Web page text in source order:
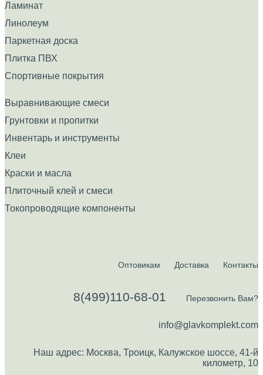
Ламинат
Линолеум
Паркетная доска
Плитка ПВХ
Спортивные покрытия
Выравнивающие смеси
Грунтовки и пропитки
Инвентарь и инструменты
Клеи
Краски и масла
Плиточный клей и смеси
Токопроводящие компоненты
Оптовикам Доставка Контакты
8(499)110-68-01 Перезвонить Вам?
info@glavkomplekt.com
Наш адрес: Москва, Троицк, Калужское шоссе, 41-й
километр, 10